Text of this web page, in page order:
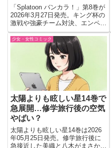
「Splatoon バンカラ！」第8巻が
2026年3月27日発売。キング杯の
激戦や強豪チーム対決、エンペラ
ーの動向など最新巻の注目ポイン
トを紹介。
少女・女性コミック
太陽よりも眩しい星14巻で
急展開…修学旅行後の空気
やばい？
太陽よりも眩しい星14巻は2026
年05月25日発売。修学旅行後に
急接近した美織と八木がまさかの